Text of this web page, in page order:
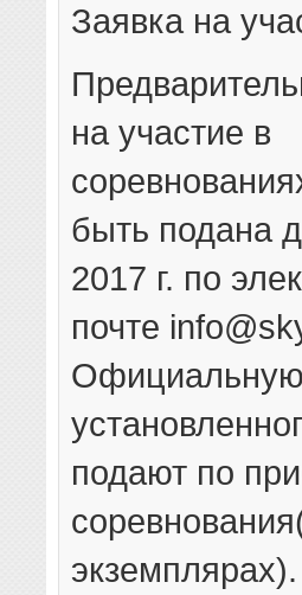
Заявка на
на участие в
быть подана
2017 г. по
почте
Официальную
подают по
экземплярах).